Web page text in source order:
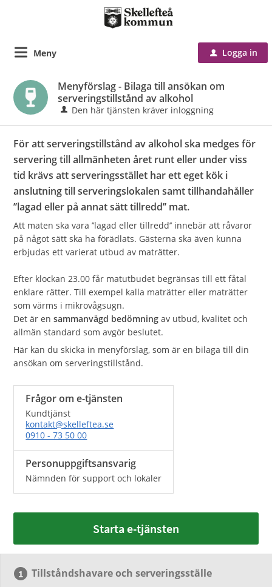
Meny u Logga in
Menyförslag - Bilaga till ansökan om
serveringstillstånd av alkohol
Den här tjänsten kräver inloggning
För att serveringstillstånd av alkohol ska medges för
servering till allmänheten året runt eller under viss
tid krävs att serveringsstället har ett eget kök i
anslutning till serveringslokalen samt tillhandahåller
’’lagad eller på annat sätt tillredd’’ mat.
Att maten ska vara ’’lagad eller tillredd’’ innebär att råvaror
på något sätt ska ha förädlats. Gästerna ska även kunna
erbjudas ett varierat utbud av maträtter.
Efter klockan 23.00 får matutbudet begränsas till ett fåtal
enklare rätter. Till exempel kalla maträtter eller maträtter
som värms i mikrovågsugn.
Det är ensammanvägd bedömning av utbud, kvalitet och
allmän standard som avgör beslutet.
Här kan du skicka in menyförslag, som är en bilaga till din
ansökan om serveringstillstånd.
Frågor om e-tjänsten
Kundtjänst
kontakt@skelleftea.se
0910 - 73 50 00
Personuppgiftsansvarig
Nämnden för support och lokaler
Starta e-tjänsten
Tillståndshavare och serveringsställe